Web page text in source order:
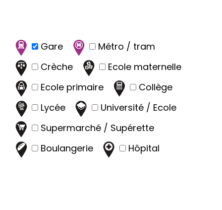
Gare
Métro / tram
Crèche
Ecole maternelle
Ecole primaire
Collège
Lycée
Université / Ecole
Supermarché / Supérette
Boulangerie
Hôpital